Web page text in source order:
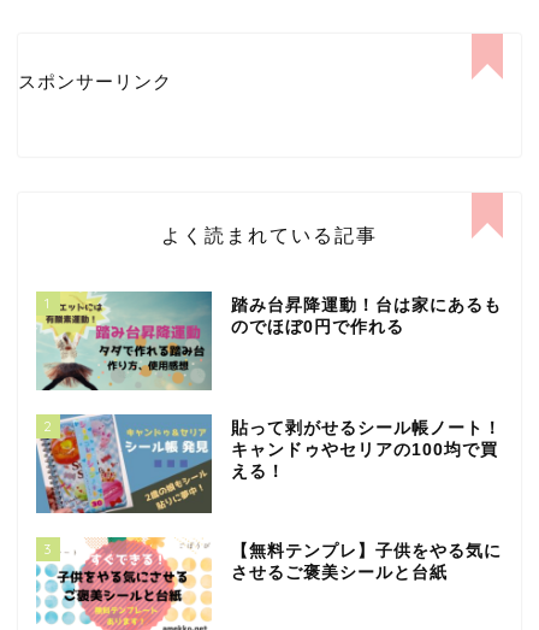
スポンサーリンク
よく読まれている記事
1
踏み台昇降運動！台は家にあるも
のでほぼ0円で作れる
2
貼って剥がせるシール帳ノート！
キャンドゥやセリアの100均で買
える！
3
【無料テンプレ】子供をやる気に
させるご褒美シールと台紙